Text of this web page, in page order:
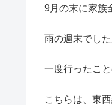
9月の末に家族
雨の週末でし
一度行ったこと
こちらは、東